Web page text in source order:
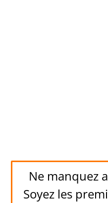
Ne manquez
Soyez les